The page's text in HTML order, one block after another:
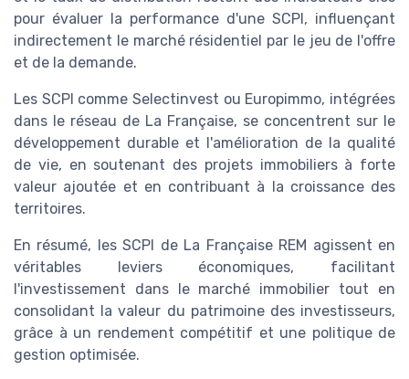
pour évaluer la performance d'une SCPI, influençant
indirectement le marché résidentiel par le jeu de l'offre
et de la demande.
Les SCPI comme Selectinvest ou Europimmo, intégrées
dans le réseau de La Française, se concentrent sur le
développement durable et l'amélioration de la qualité
de vie, en soutenant des projets immobiliers à forte
valeur ajoutée et en contribuant à la croissance des
territoires.
En résumé, les SCPI de La Française REM agissent en
véritables leviers économiques, facilitant
l'investissement dans le marché immobilier tout en
consolidant la valeur du patrimoine des investisseurs,
grâce à un rendement compétitif et une politique de
gestion optimisée.